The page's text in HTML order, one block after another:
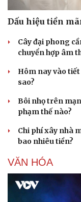
Dấu hiệu tiền
Cây đại phong
chuyển hợp âm
Hôm nay vào
sao?
Bôi nhọ trên
phạm thế nào?
Chi phí xây nhà
bao nhiêu tiền?
VĂN HÓA